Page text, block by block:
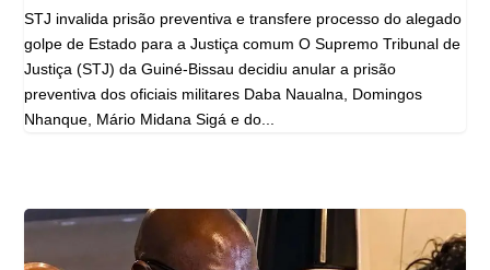
STJ invalida prisão preventiva e transfere processo do alegado
golpe de Estado para a Justiça comum O Supremo Tribunal de
Justiça (STJ) da Guiné-Bissau decidiu anular a prisão
preventiva dos oficiais militares Daba Naualna, Domingos
Nhanque, Mário Midana Sigá e do...